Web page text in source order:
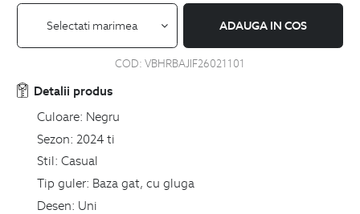
Selectati marimea ADAUGA IN COS
COD: VBHRBAJIF26021101
Detalii produs
Culoare: Negru
Sezon: 2024 ti
Stil: Casual
Tip guler: Baza gat, cu gluga
Desen: Uni